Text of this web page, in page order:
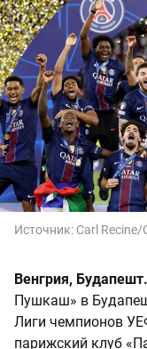
Источник: Carl
Венгрия, Будапешт.
Пушкаш» в
Лиги чемпионов
парижский клуб